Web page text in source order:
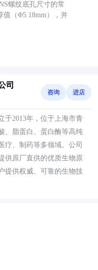
螺纹底孔尺寸的常
值（Φ5.18mm），并
司
咨询 进店
于2013年，位于上海市青
、脂蛋白、蛋白酶等高纯
疗、制药等多领域。公司
供原厂直供的优质生物原
提供权威、可靠的生物技